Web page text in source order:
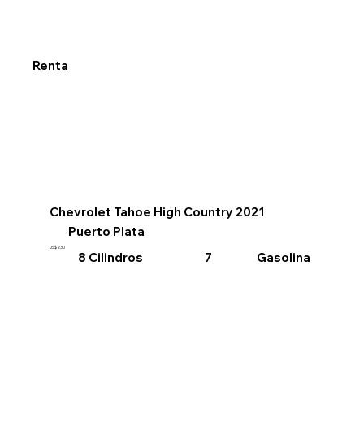
Renta
Chevrolet Tahoe High Country 2021
Puerto Plata
US$230
8 Cilindros 7 Gasolina